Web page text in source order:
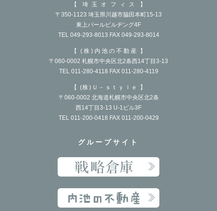
埼玉オフィス
〒350-1123 埼玉県川越市脇田本町15-13
東上パールビルヂング4F
TEL 049-293-8013 FAX 049-293-8014
(株)内池の不動産
〒060-0002 札幌市中央区北2条西14丁目3-13
TEL 011-280-4118 FAX 011-280-4119
(株)Ｕ－ｓｔｙｌｅ
〒060-0002 北海道札幌市中央区北2条
西14丁目3-13 U-1ビル3F
TEL 011-200-0418 FAX 011-200-0429
グループサイト